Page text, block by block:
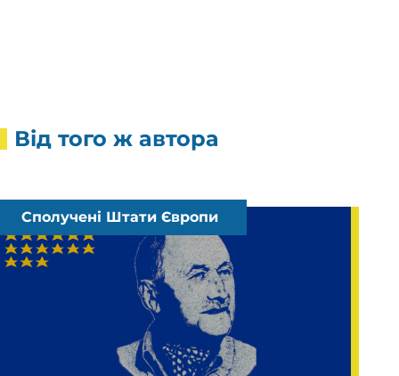
Від того ж автора
Сполучені Штати Європи